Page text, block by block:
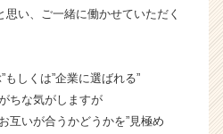
い、ご一緒に働かせていただく
もしくは”企業に選ばれる”
ちな気がしますが
互いが合うかどうかを”見極め